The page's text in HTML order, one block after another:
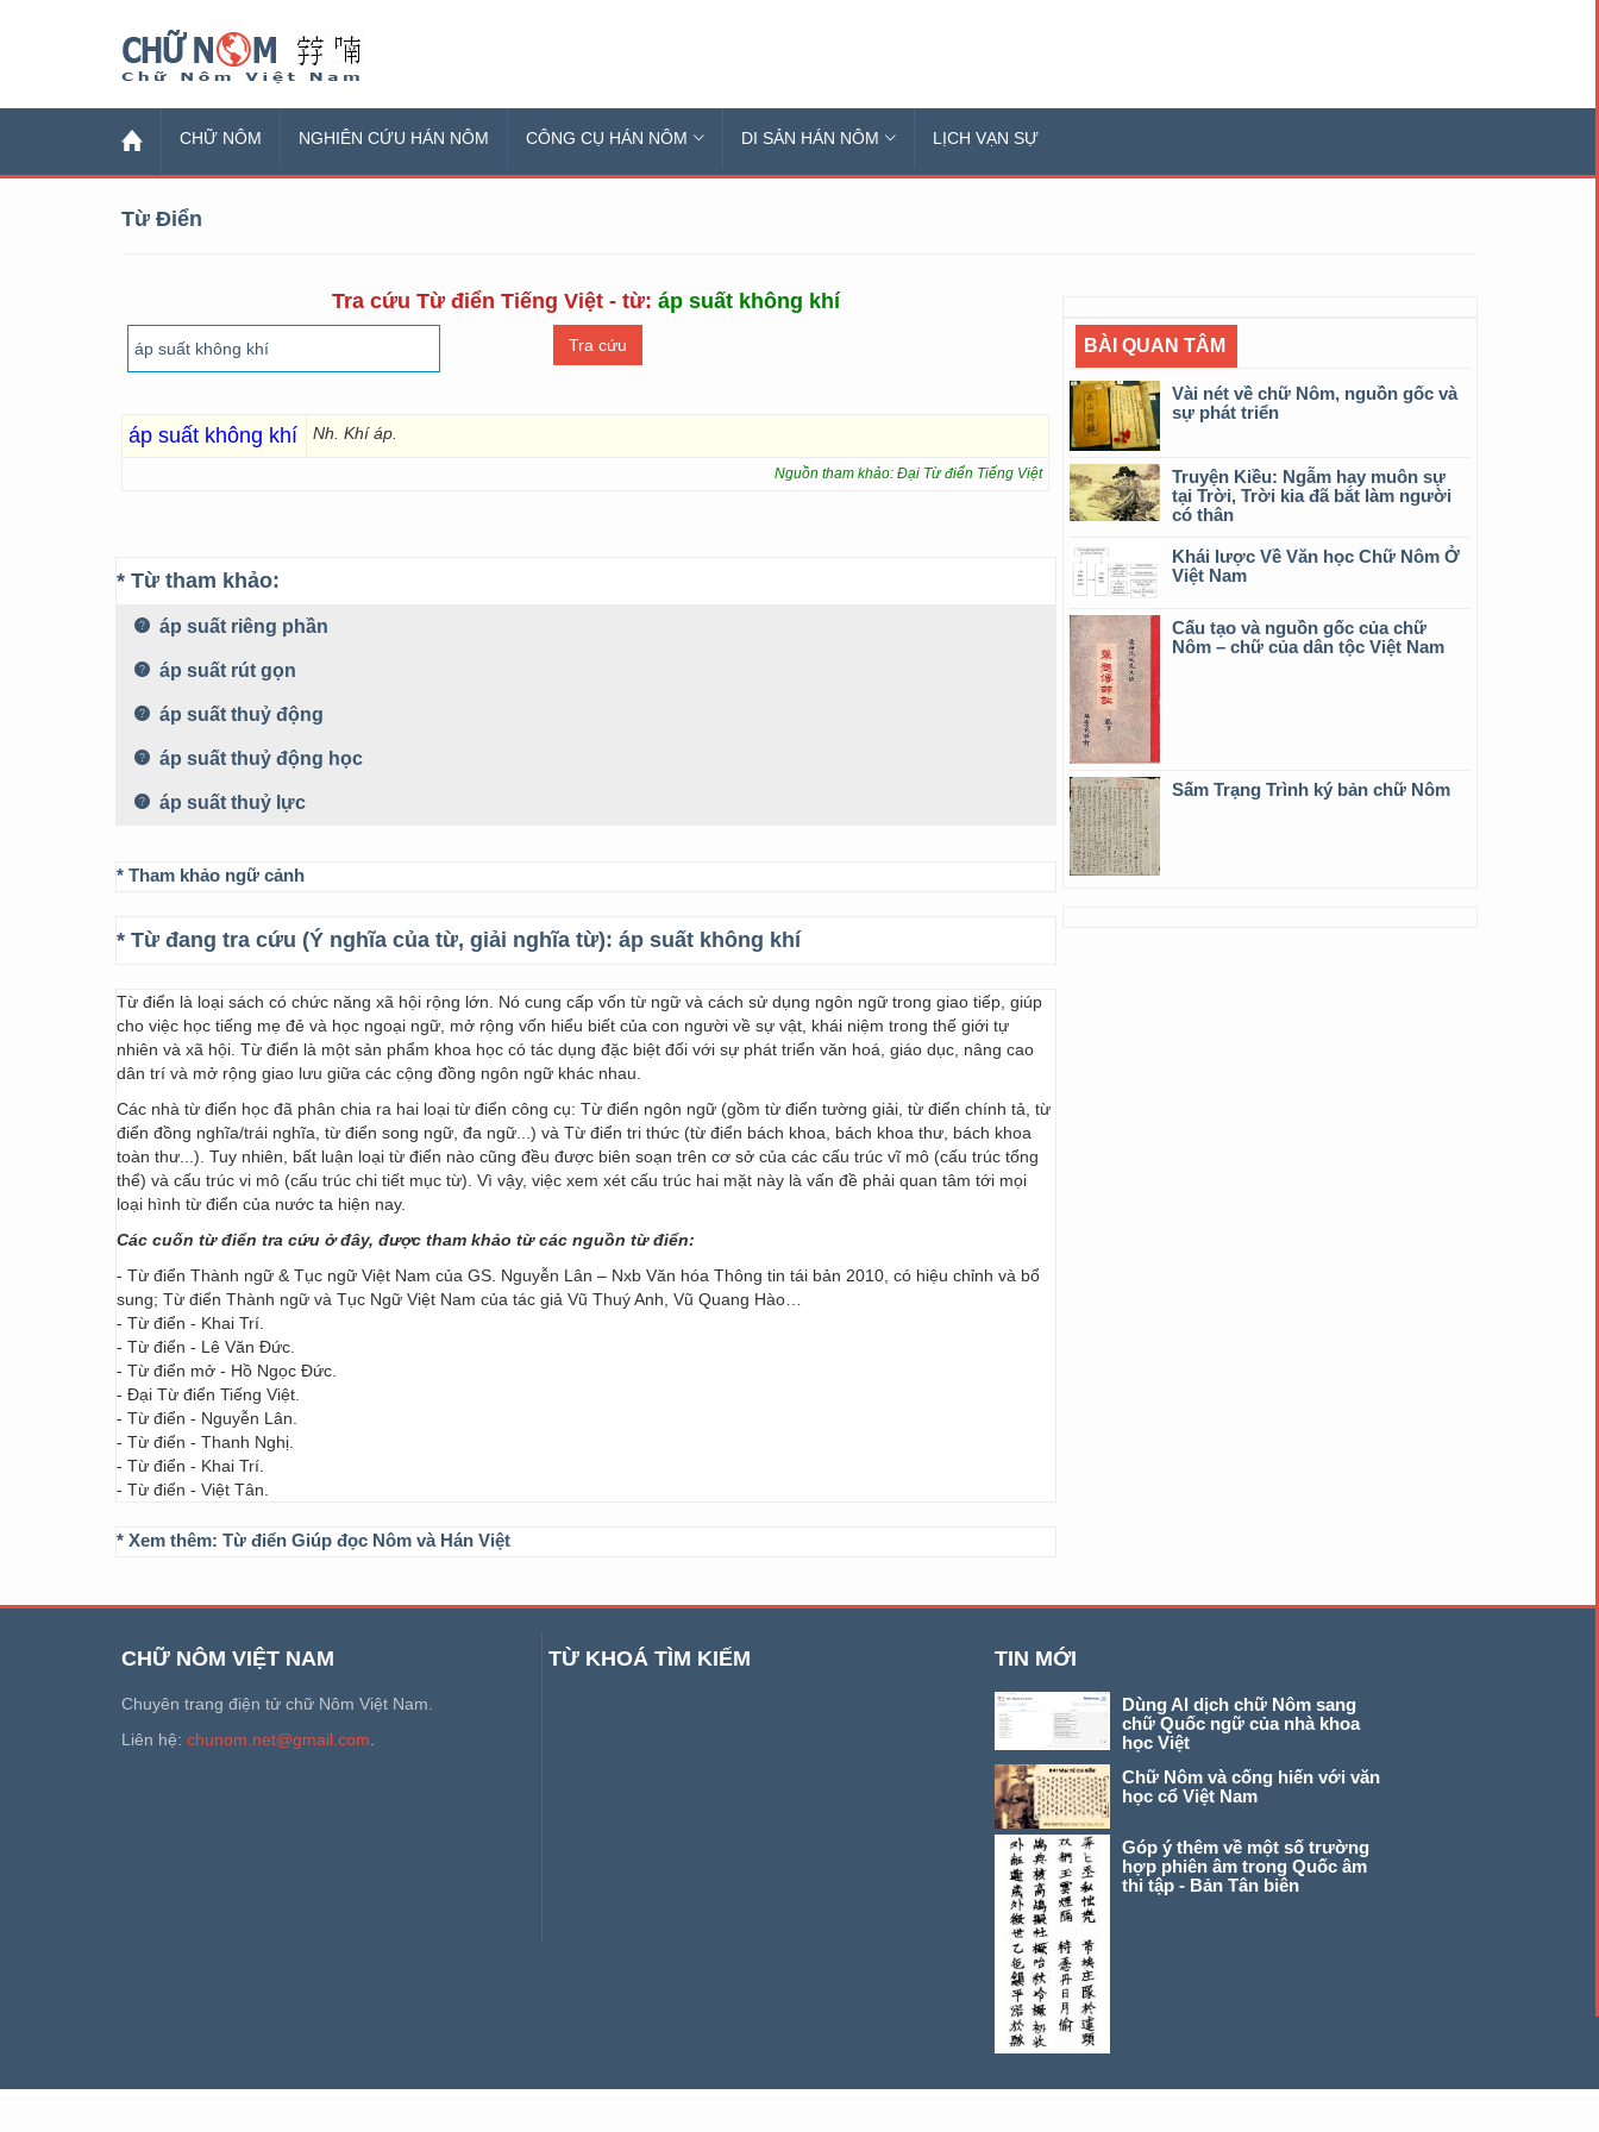
CHỮ NÔM NGHIÊN CỨU HÁN NÔM CÔNG CỤ HÁN NÔM DI SẢN HÁN NÔM LỊCH VẠN SỰ
Từ Điển
Tra cứu Từ điển Tiếng Việt - từ: áp suất không khí
áp suất không khí Nh. Khí áp.
Nguồn tham khảo: Đại Từ điển Tiếng Việt
* Từ tham khảo:
áp suất riêng phần
áp suất rút gọn
áp suất thuỷ động
áp suất thuỷ động học
áp suất thuỷ lực
* Tham khảo ngữ cảnh
* Từ đang tra cứu (Ý nghĩa của từ, giải nghĩa từ): áp suất không khí
Từ điển là loại sách có chức năng xã hội rộng lớn. Nó cung cấp vốn từ ngữ và cách sử dụng ngôn ngữ trong giao tiếp, giúp
cho việc học tiếng mẹ đẻ và học ngoại ngữ, mở rộng vốn hiểu biết của con người về sự vật, khái niệm trong thế giới tự
nhiên và xã hội. Từ điển là một sản phẩm khoa học có tác dụng đặc biệt đối với sự phát triển văn hoá, giáo dục, nâng cao
dân trí và mở rộng giao lưu giữa các cộng đồng ngôn ngữ khác nhau.
Các nhà từ điển học đã phân chia ra hai loại từ điển công cụ: Từ điển ngôn ngữ (gồm từ điển tường giải, từ điển chính tả, từ
điển đồng nghĩa/trái nghĩa, từ điển song ngữ, đa ngữ...) và Từ điển tri thức (từ điển bách khoa, bách khoa thư, bách khoa
toàn thư...). Tuy nhiên, bất luận loại từ điển nào cũng đều được biên soạn trên cơ sở của các cấu trúc vĩ mô (cấu trúc tổng
thể) và cấu trúc vi mô (cấu trúc chi tiết mục từ). Vì vậy, việc xem xét cấu trúc hai mặt này là vấn đề phải quan tâm tới mọi
loại hình từ điển của nước ta hiện nay.
Các cuốn từ điển tra cứu ở đây, được tham khảo từ các nguồn từ điển:
- Từ điển Thành ngữ & Tục ngữ Việt Nam của GS. Nguyễn Lân – Nxb Văn hóa Thông tin tái bản 2010, có hiệu chỉnh và bổ
sung; Từ điển Thành ngữ và Tục Ngữ Việt Nam của tác giả Vũ Thuý Anh, Vũ Quang Hào…
- Từ điển - Khai Trí.
- Từ điển - Lê Văn Đức.
- Từ điển mở - Hồ Ngọc Đức.
- Đại Từ điển Tiếng Việt.
- Từ điển - Nguyễn Lân.
- Từ điển - Thanh Nghị.
- Từ điển - Khai Trí.
- Từ điển - Việt Tân.
* Xem thêm: Từ điển Giúp đọc Nôm và Hán Việt
BÀI QUAN TÂM
Vài nét về chữ Nôm, nguồn gốc và
sự phát triển
Truyện Kiều: Ngẫm hay muôn sự
tại Trời, Trời kia đã bắt làm người
có thân
Khái lược Về Văn học Chữ Nôm Ở
Việt Nam
Cấu tạo và nguồn gốc của chữ
Nôm – chữ của dân tộc Việt Nam
Sấm Trạng Trình ký bản chữ Nôm
CHỮ NÔM VIỆT NAM
Chuyên trang điện tử chữ Nôm Việt Nam.
Liên hệ: chunom.net@gmail.com
TỪ KHOÁ TÌM KIẾM TIN MỚI
Dùng AI dịch chữ Nôm sang
chữ Quốc ngữ của nhà khoa
học Việt
Chữ Nôm và cống hiến với văn
học cổ Việt Nam
Góp ý thêm về một số trường
hợp phiên âm trong Quốc âm
thi tập - Bản Tân biên